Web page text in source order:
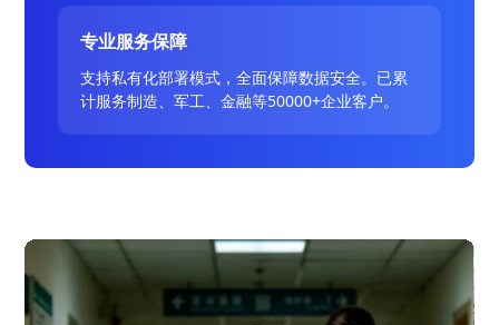
专业服务保障
支持私有化部署模式，全面保障数据安全。已累
计服务制造、军工、金融等50000+企业客户。